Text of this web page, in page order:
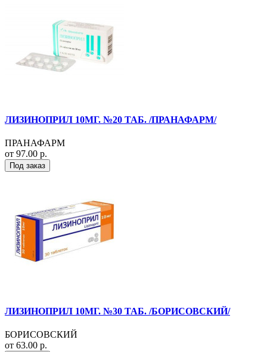
ЛИЗИНОПРИЛ 10МГ. №20 ТАБ. /ПРАНАФАРМ/
ПРАНАФАРМ
от 97.00 р.
Под заказ
ЛИЗИНОПРИЛ 10МГ. №30 ТАБ. /БОРИСОВСКИЙ/
БОРИСОВСКИЙ
от 63.00 р.